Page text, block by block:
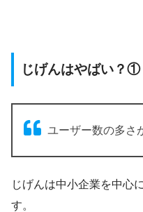
じげんはやばい？
ユーザー数の多さ
じげんは中小企業を中心
す。